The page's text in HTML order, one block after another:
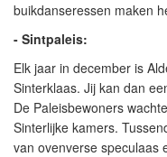
buikdanseressen maken
- Sintpaleis:
Elk jaar in december is
Sinterklaas. Jij kan dan
De Paleisbewoners
Sinterlijke kamers.
van ovenverse speculaas